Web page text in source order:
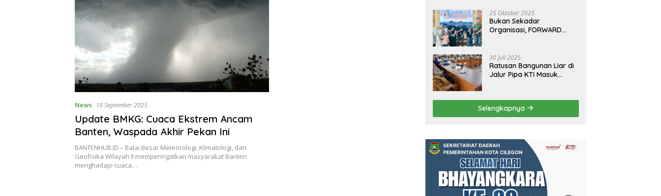
News 19 September 2025
Update BMKG: Cuaca Ekstrem Ancam
Banten, Waspada Akhir Pekan Ini
BANTENHUB.ID – Balai Besar Meteorologi, Klimatologi, dan
Geofisika Wilayah II memperingatkan masyarakat Banten
menghadapi cuaca…
25 Oktober 2025
Bukan Sekadar
Organisasi, FORWARD
Berbudaya
30 Juli 2025
Ratusan Bangunan Liar di
Jalur Pipa KTI Masuk
Ciwandan
Selengkapnya